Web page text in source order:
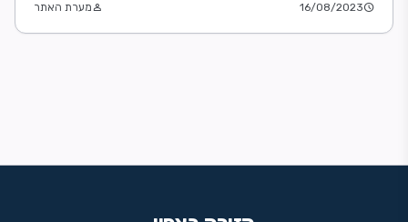
schedule
16/08/2023
personמערת האתר